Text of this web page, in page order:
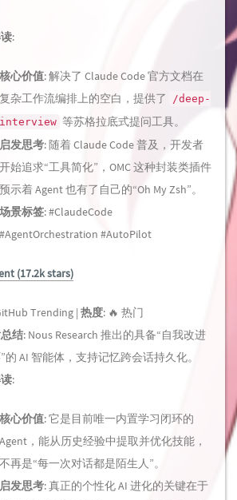
:
核心价值: 解决了 Claude Code 官方文档在
复杂工作流编排上的空白，提供了
/deep-
interview 等苏格拉底式提问工具。
启发思考: 随着 Claude Code 普及，开发者
开始追求“工具简化”，OMC 这种封装类插件
预示着 Agent 也有了自己的“Oh My Zsh”。
场景标签: #ClaudeCode
#AgentOrchestration #AutoPilot
(17.2k stars)
Trending | 热度: 🔥 热门
结: Nous Research 推出的具备“自我改进
的 AI 智能体，支持记忆跨会话持久化。
:
核心价值: 它是目前唯一内置学习闭环的
Agent，能从历史经验中提取并优化技能，
不再是“每一次对话都是陌生人”。
启发思考: 真正的个性化 AI 进化的关键在于